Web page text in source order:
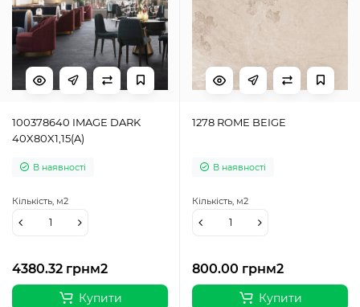
100378640 IMAGE DARK
40X80X1,15(A)
В наявності
4380.32 грнм2
Кількість, м2
Купити
1278 ROME BEIGE
В наявності
800.00 грнм2
Кількість, м2
Купити